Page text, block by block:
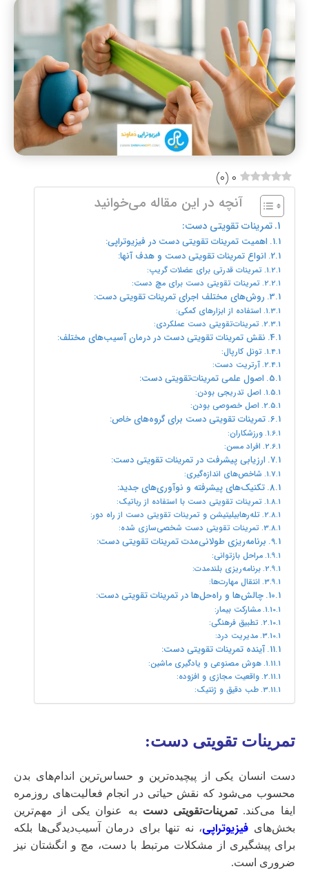
۰ (۰)
آنچه در این مقاله می‌خوانید
تمرینات تقویتی دست:
اهمیت تمرینات تقویتی دست در فیزیوتراپی:
انواع تمرینات تقویتی دست و هدف آنها:
تمرینات قدرتی برای عضلات گریپ:
تمرینات تقویتی دست برای مچ دست:
روش‌های مختلف اجرای تمرینات تقویتی دست:
استفاده از ابزارهای کمکی:
تمرینات‌تقویتی دست عملکردی:
نقش تمرینات تقویتی دست در درمان آسیب‌های مختلف:
تونل کارپال:
آرتریت دست:
اصول علمی تمرینات‌تقویتی دست:
اصل تدریجی بودن:
اصل خصوصی بودن:
تمرینات تقویتی دست برای گروه‌های خاص:
ورزشکاران:
افراد مسن:
ارزیابی پیشرفت در تمرینات تقویتی دست:
شاخص‌های اندازه‌گیری:
تکنیک‌های پیشرفته و نوآوری‌های جدید:
تمرینات تقویتی دست با استفاده از رباتیک:
تله‌رهابیلیتیشن و تمرینات تقویتی دست از راه دور:
تمرینات تقویتی دست شخصی‌سازی شده:
برنامه‌ریزی طولانی‌مدت تمرینات تقویتی دست:
مراحل بازتوانی:
برنامه‌ریزی بلندمدت:
انتقال مهارت‌ها:
چالش‌ها و راه‌حل‌ها در تمرینات تقویتی دست:
مشارکت بیمار:
تطبیق فرهنگی:
مدیریت درد:
آینده تمرینات تقویتی دست:
هوش مصنوعی و یادگیری ماشین:
واقعیت مجازی و افزوده:
طب دقیق و ژنتیک:
تمرینات تقویتی دست:
دست انسان یکی از پیچیده‌ترین و حساس‌ترین اندام‌های بدن
محسوب می‌شود که نقش حیاتی در انجام فعالیت‌های روزمره
ایفا می‌کند.تمرینات‌تقویتی دست به عنوان یکی از مهم‌ترین
بخش‌های فیزیوتراپی، نه تنها برای درمان آسیب‌دیدگی‌ها بلکه
برای پیشگیری از مشکلات مرتبط با دست، مچ و انگشتان نیز
ضروری است.